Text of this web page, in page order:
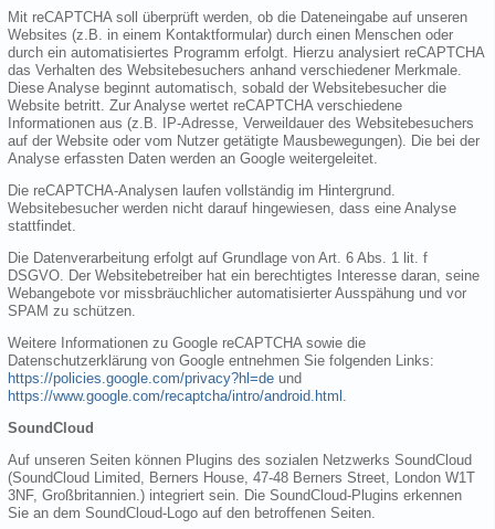
Mit reCAPTCHA soll überprüft werden, ob die Dateneingabe auf unseren
Websites (z.B. in einem Kontaktformular) durch einen Menschen oder
durch ein automatisiertes Programm erfolgt. Hierzu analysiert reCAPTCHA
das Verhalten des Websitebesuchers anhand verschiedener Merkmale.
Diese Analyse beginnt automatisch, sobald der Websitebesucher die
Website betritt. Zur Analyse wertet reCAPTCHA verschiedene
Informationen aus (z.B. IP-Adresse, Verweildauer des Websitebesuchers
auf der Website oder vom Nutzer getätigte Mausbewegungen). Die bei der
Analyse erfassten Daten werden an Google weitergeleitet.
Die reCAPTCHA-Analysen laufen vollständig im Hintergrund.
Websitebesucher werden nicht darauf hingewiesen, dass eine Analyse
stattfindet.
Die Datenverarbeitung erfolgt auf Grundlage von Art. 6 Abs. 1 lit. f
DSGVO. Der Websitebetreiber hat ein berechtigtes Interesse daran, seine
Webangebote vor missbräuchlicher automatisierter Ausspähung und vor
SPAM zu schützen.
Weitere Informationen zu Google reCAPTCHA sowie die
Datenschutzerklärung von Google entnehmen Sie folgenden Links:
https://policies.google.com/privacy?hl=de und
https://www.google.com/recaptcha/intro/android.html
SoundCloud
Auf unseren Seiten können Plugins des sozialen Netzwerks SoundCloud
(SoundCloud Limited, Berners House, 47-48 Berners Street, London W1T
3NF, Großbritannien.) integriert sein. Die SoundCloud-Plugins erkennen
Sie an dem SoundCloud-Logo auf den betroffenen Seiten.